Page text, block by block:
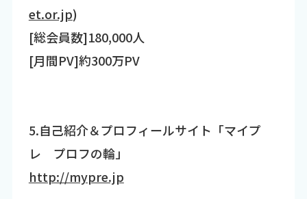
et.or.jp)
[総会員数]180,000人
[月間PV]約300万PV
5.自己紹介＆プロフィールサイト「マイプ
レ プロフの輪」
http://mypre.jp